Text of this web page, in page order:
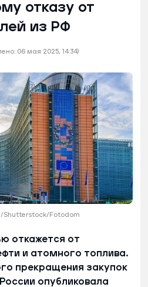
06 мая 2025, 14:34)
отказу от
из РФ
Shutterstock/Fotodom
откажется от
и атомного топлива.
прекращения закупок
опубликовала